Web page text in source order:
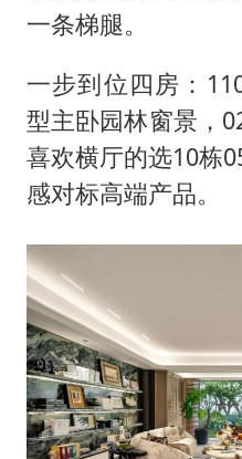
一条梯腿。
一步到位四房：
型主卧园林窗景，
喜欢横厅的选10栋
感对标高端产品。